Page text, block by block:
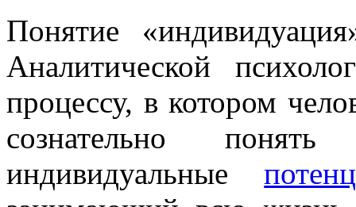
Понятие
Аналитической
процессу, в котором
сознательно
индивидуальные